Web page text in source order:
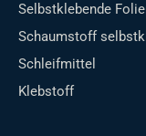
Selbstklebende
Schaumstoff
Schleifmittel
Klebstoff